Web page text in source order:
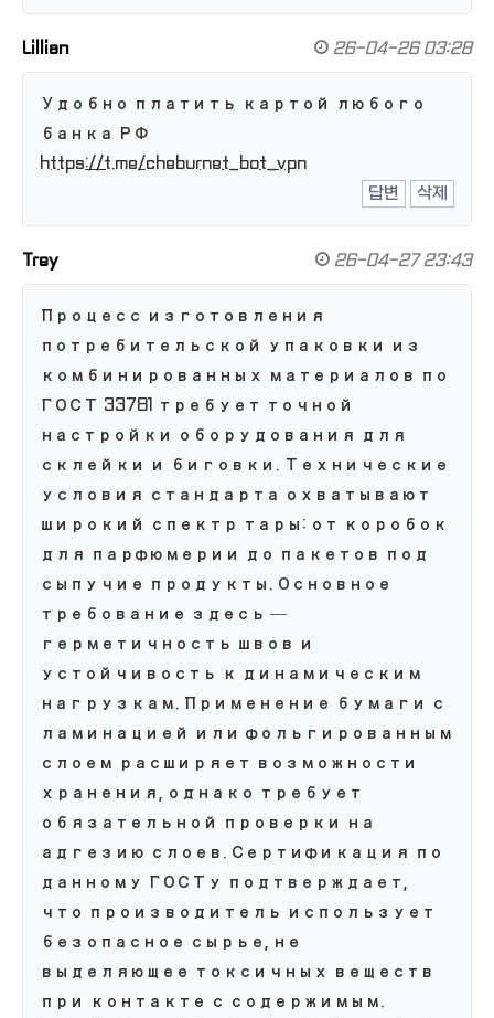
Lillian 26-04-26 03:28
Удобно платить картой любого
банка РФ
https://t.me/cheburnet_bot_vpn
답변
삭제
Trey 26-04-27 23:43
Процесс изготовления
потребительской упаковки из
комбинированных материалов по
ГОСТ 33781 требует точной
настройки оборудования для
склейки и биговки. Технические
условия стандарта охватывают
широкий спектр тары: от коробок
для парфюмерии до пакетов под
сыпучие продукты. Основное
требование здесь —
герметичность швов и
устойчивость к динамическим
нагрузкам. Применение бумаги с
ламинацией или фольгированным
слоем расширяет возможности
хранения, однако требует
обязательной проверки на
адгезию слоев. Сертификация по
данному ГОСТу подтверждает,
что производитель использует
безопасное сырье, не
выделяющее токсичных веществ
при контакте с содержимым.